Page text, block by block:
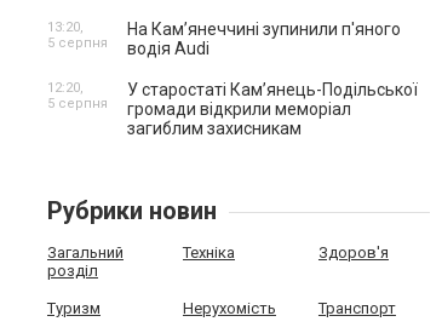
На Камʼянеччині зупинили п'яного
водія Audi
13:20,
5 серпня
У старостаті Кам’янець-Подільської
громади відкрили меморіал
загиблим захисникам
12:20,
5 серпня
Рубрики новин
Загальний
розділ
Техніка Здоров'я
Туризм Нерухомість Транспорт